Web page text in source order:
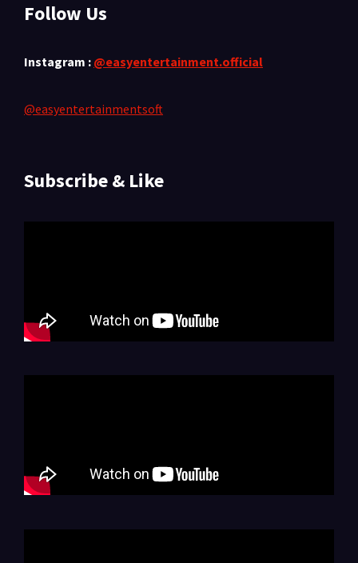
Follow Us
Instagram : @easyentertainment.official
@easyentertainmentsoft
Subscribe & Like